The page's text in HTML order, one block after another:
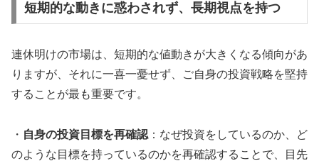
短期的な動きに惑わされず、長期視点を持つ
連休明けの市場は、短期的な値動きが大きくなる傾向があ
りますが、それに一喜一憂せず、ご自身の投資戦略を堅持
することが最も重要です。
・ 自身の投資目標を再確認 ：なぜ投資をしているのか、ど
のような目標を持っているのかを再確認することで、目先